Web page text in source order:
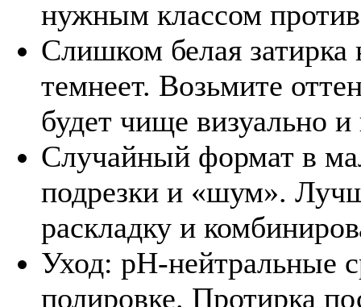
нужным классом
Слишком белая
темнеет. Возьмите
будет чище визуально
Случайный формат в
подрезки и «шум».
раскладку и
Уход: pH-нейтральные
полировке. Протирка